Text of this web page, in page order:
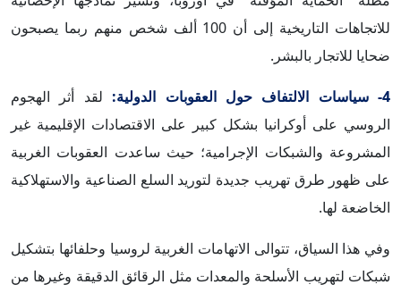
للاتجاهات التاريخية إلى أن 100 ألف شخص منهم ربما يصبحون
ضحايا للاتجار بالبشر.
4- سياسات الالتفاف حول العقوبات الدولية:
لقد أثر الهجوم
الروسي على أوكرانيا بشكل كبير على الاقتصادات الإقليمية غير
المشروعة والشبكات الإجرامية؛ حيث ساعدت العقوبات الغربية
على ظهور طرق تهريب جديدة لتوريد السلع الصناعية والاستهلاكية
الخاضعة لها.
وفي هذا السياق، تتوالى الاتهامات الغربية لروسيا وحلفائها بتشكيل
شبكات لتهريب الأسلحة والمعدات مثل الرقائق الدقيقة وغيرها من